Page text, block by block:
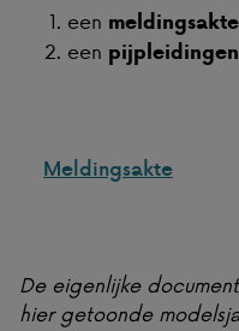
een melding
een pijpleiding
Meldingsakte
De eigenlijke
hier getoonde